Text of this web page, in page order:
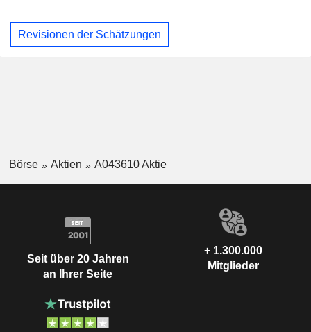
Revisionen der Schätzungen
Börse Aktien A043610 Aktie
Seit über 20 Jahren
an Ihrer Seite
+ 1.300.000
Mitglieder